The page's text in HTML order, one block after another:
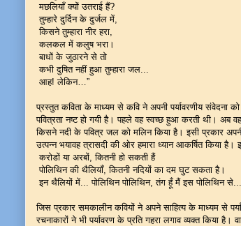
मछलियाँ क्यों उतराई हैं?
तुम्हारे दुर्दिन के दुर्जल में,
किसने तुम्हारा नीर हरा,
कलकल में कलुष भरा।
बाधों के जुठारने से तो
कभी दुषित नहीं हुआ तुम्हारा जल...
आह! लेकिन…”
प्रस्तुत कविता के माध्यम से कवि ने अपनी पर्यावरणीय संवेदना
पवित्रता नष्ट हो गयी है। पहले वह स्वच्छ हुआ करती थी। अब
किसने नदी के पवित्र जल को मलिन किया है। इसी प्रकार
उत्पन्न भयावह त्रासदी की ओर हमारा ध्यान आकर्षित किया
करोडों या अरबों, कितनी हो सकती हैं
पोलिथिन की थैलियाँ, कितनी नदियों का दम घुट सकता है।
इन थैलियों में... पोलिथिन पोलिथिन, तंग हूँ मैं इस पोलिथिन से...
जिस प्रकार समकालीन कवियों ने अपने साहित्य के माध्यम से
रचनाकारों ने भी पर्यावरण के प्रति गहरा लगाव व्यक्त किया